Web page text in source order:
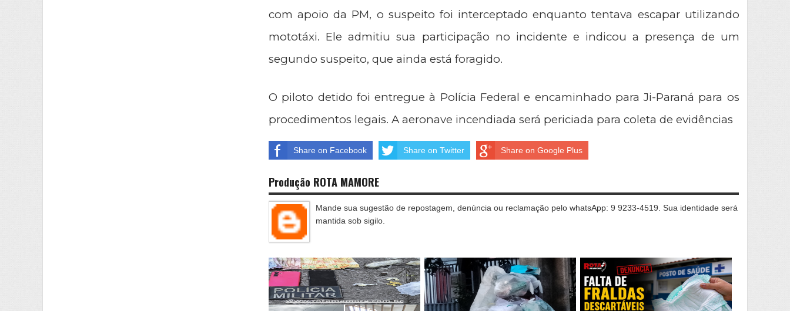
com apoio da PM, o suspeito foi interceptado enquanto tentava escapar utilizando
mototáxi. Ele admitiu sua participação no incidente e indicou a presença de um
segundo suspeito, que ainda está foragido.
O piloto detido foi entregue à Polícia Federal e encaminhado para Ji-Paraná para os
procedimentos legais. A aeronave incendiada será periciada para coleta de evidências
Share on Facebook Share on Twitter Share on Google Plus
Produção ROTA MAMORE
Mande sua sugestão de repostagem, denúncia ou reclamação pelo whatsApp: 9 9233-4519. Sua identidade será
mantida sob sigilo.